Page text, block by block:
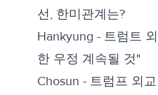
선, 한미관계는?
Hankyung - 트럼트
한 우정 계속될 것"
Chosun - 트럼프 외